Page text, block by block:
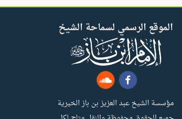
الموقع الرسمي لسماحة الشيخ
مؤسسة الشيخ عبد العزيز بن باز الخيرية